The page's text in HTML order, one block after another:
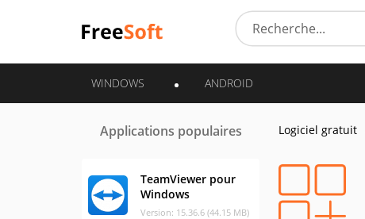
WINDOWS ANDROID
Applications populaires
TeamViewer pour
Windows
Version: 15.36.6 (44.15 MB)
Logiciel gratuit